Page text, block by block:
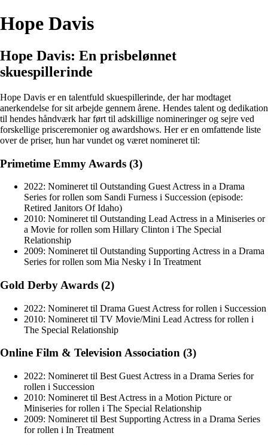
Hope Davis
Hope Davis: En prisbelønnet
skuespillerinde
Hope Davis er en talentfuld skuespillerinde, der har modtaget
anerkendelse for sit arbejde gennem årene. Hendes talent og dedikation
til hendes håndværk har ført til adskillige nomineringer og sejre ved
forskellige prisceremonier og awardshows. Her er en omfattende liste
over de priser, hun har vundet og været nomineret til:
Primetime Emmy Awards (3)
2022: Nomineret til Outstanding Guest Actress in a Drama
Series for rollen som Sandi Furness i Succession (episode:
Retired Janitors Of Idaho)
2010: Nomineret til Outstanding Lead Actress in a Miniseries or
a Movie for rollen som Hillary Clinton i The Special
Relationship
2009: Nomineret til Outstanding Supporting Actress in a Drama
Series for rollen som Mia Nesky i In Treatment
Gold Derby Awards (2)
2022: Nomineret til Drama Guest Actress for rollen i Succession
2010: Nomineret til TV Movie/Mini Lead Actress for rollen i
The Special Relationship
Online Film & Television Association (3)
2022: Nomineret til Best Guest Actress in a Drama Series for
rollen i Succession
2010: Nomineret til Best Actress in a Motion Picture or
Miniseries for rollen i The Special Relationship
2009: Nomineret til Best Supporting Actress in a Drama Series
for rollen i In Treatment